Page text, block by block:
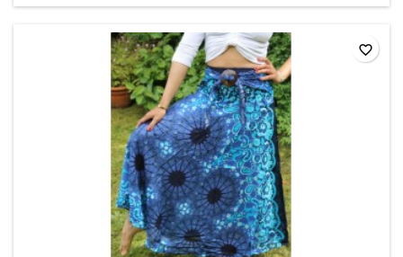
favorite_border